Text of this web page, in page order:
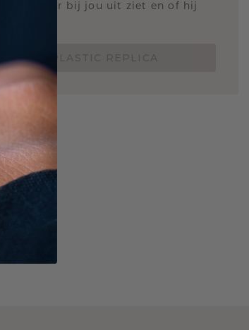
ring er bij jou uit ziet en of hij
EEN 3D PLASTIC REPLICA